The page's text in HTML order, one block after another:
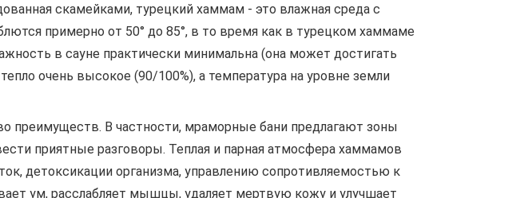
скамейками, турецкий хаммам - это влажная среда с
примерно от 50° до 85°, в то время как в турецком хаммаме
в сауне практически минимальна (она может достигать
очень высокое (90/100%), а температура на уровне земли
преимуществ. В частности, мраморные бани предлагают зоны
приятные разговоры. Теплая и парная атмосфера хаммамов
детоксикации организма, управлению сопротивляемостью к
ум, расслабляет мышцы, удаляет мертвую кожу и улучшает